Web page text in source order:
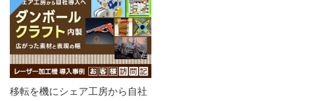
移転を機にシェア工房から自社